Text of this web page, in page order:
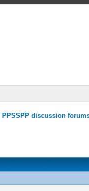
PPSSPP discussion